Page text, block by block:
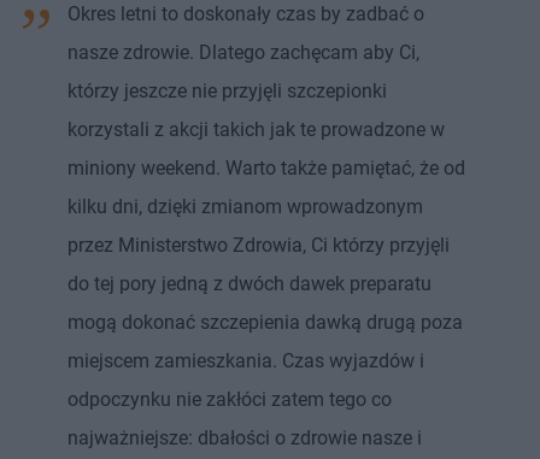
Okres letni to doskonały czas by zadbać o
nasze zdrowie. Dlatego zachęcam aby Ci,
którzy jeszcze nie przyjęli szczepionki
korzystali z akcji takich jak te prowadzone w
miniony weekend. Warto także pamiętać, że od
kilku dni, dzięki zmianom wprowadzonym
przez Ministerstwo Zdrowia, Ci którzy przyjęli
do tej pory jedną z dwóch dawek preparatu
mogą dokonać szczepienia dawką drugą poza
miejscem zamieszkania. Czas wyjazdów i
odpoczynku nie zakłóci zatem tego co
najważniejsze: dbałości o zdrowie nasze i